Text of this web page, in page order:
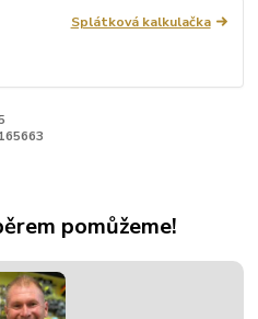
Splátková kalkulačka
pomůžeme!